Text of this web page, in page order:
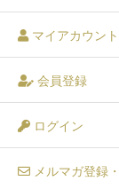
マイアカウント
会員登録
ログイン
メルマガ登録